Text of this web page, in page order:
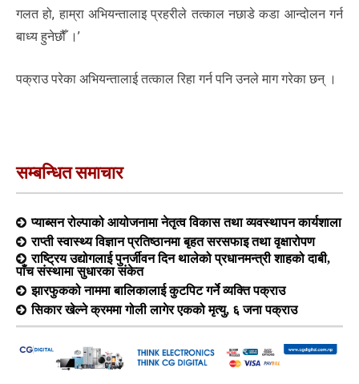
गलत हो, हाम्रा अभियन्तालाइ प्रहरीले तत्काल नछाडे कडा आन्दोलन गर्न
बाध्य हुनेछौँ ।’
पक्राउ परेका अभियन्तालाई तत्काल रिहा गर्न पनि उनले माग गरेका छन् ।
सम्बन्धित समाचार
प्याब्सन रोल्पाको आयोजनामा नेतृत्व विकास तथा व्यवस्थापन कार्यशाला
राप्ती स्वास्थ्य विज्ञान प्रतिष्ठानमा बृहत सरसफाइ तथा वृक्षारोपण
राष्ट्रिय उद्योगलाई पुनर्जीवन दिन थालेको प्रधानमन्त्री शाहको दाबी,
पाँच संस्थामा सुधारका संकेत
झारफुकको नाममा बालिकालाई कुटपिट गर्ने व्यक्ति पक्राउ
सिकार खेल्ने क्रममा गोली लागेर एकको मृत्यु, ६ जना पक्राउ